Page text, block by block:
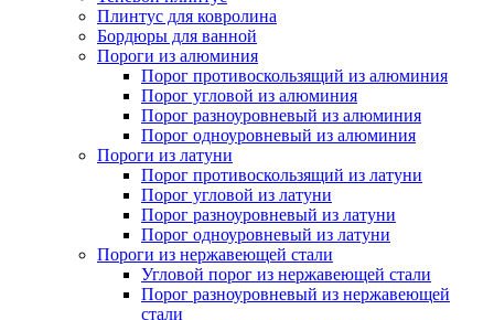
Плинтус для ковролина
Бордюры для ванной
Пороги из алюминия
Порог противоскользящий из алюминия
Порог угловой из алюминия
Порог разноуровневый из алюминия
Порог одноуровневый из алюминия
Пороги из латуни
Порог противоскользящий из латуни
Порог угловой из латуни
Порог разноуровневый из латуни
Порог одноуровневый из латуни
Пороги из нержавеющей стали
Угловой порог из нержавеющей стали
Порог разноуровневый из нержавеющей
стали